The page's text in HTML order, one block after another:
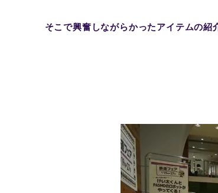
そこで興奮しながらかったアイテムの紹